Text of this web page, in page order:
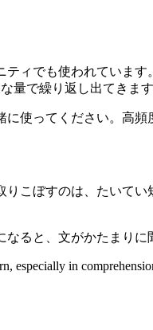
ィでも使われています
量で繰り返し出てきます
に使ってください。高頻
こぼすのは、たいてい
ると、文がかたまりに
especially in